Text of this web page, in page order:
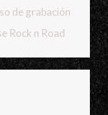
de grabación
Rock n Road